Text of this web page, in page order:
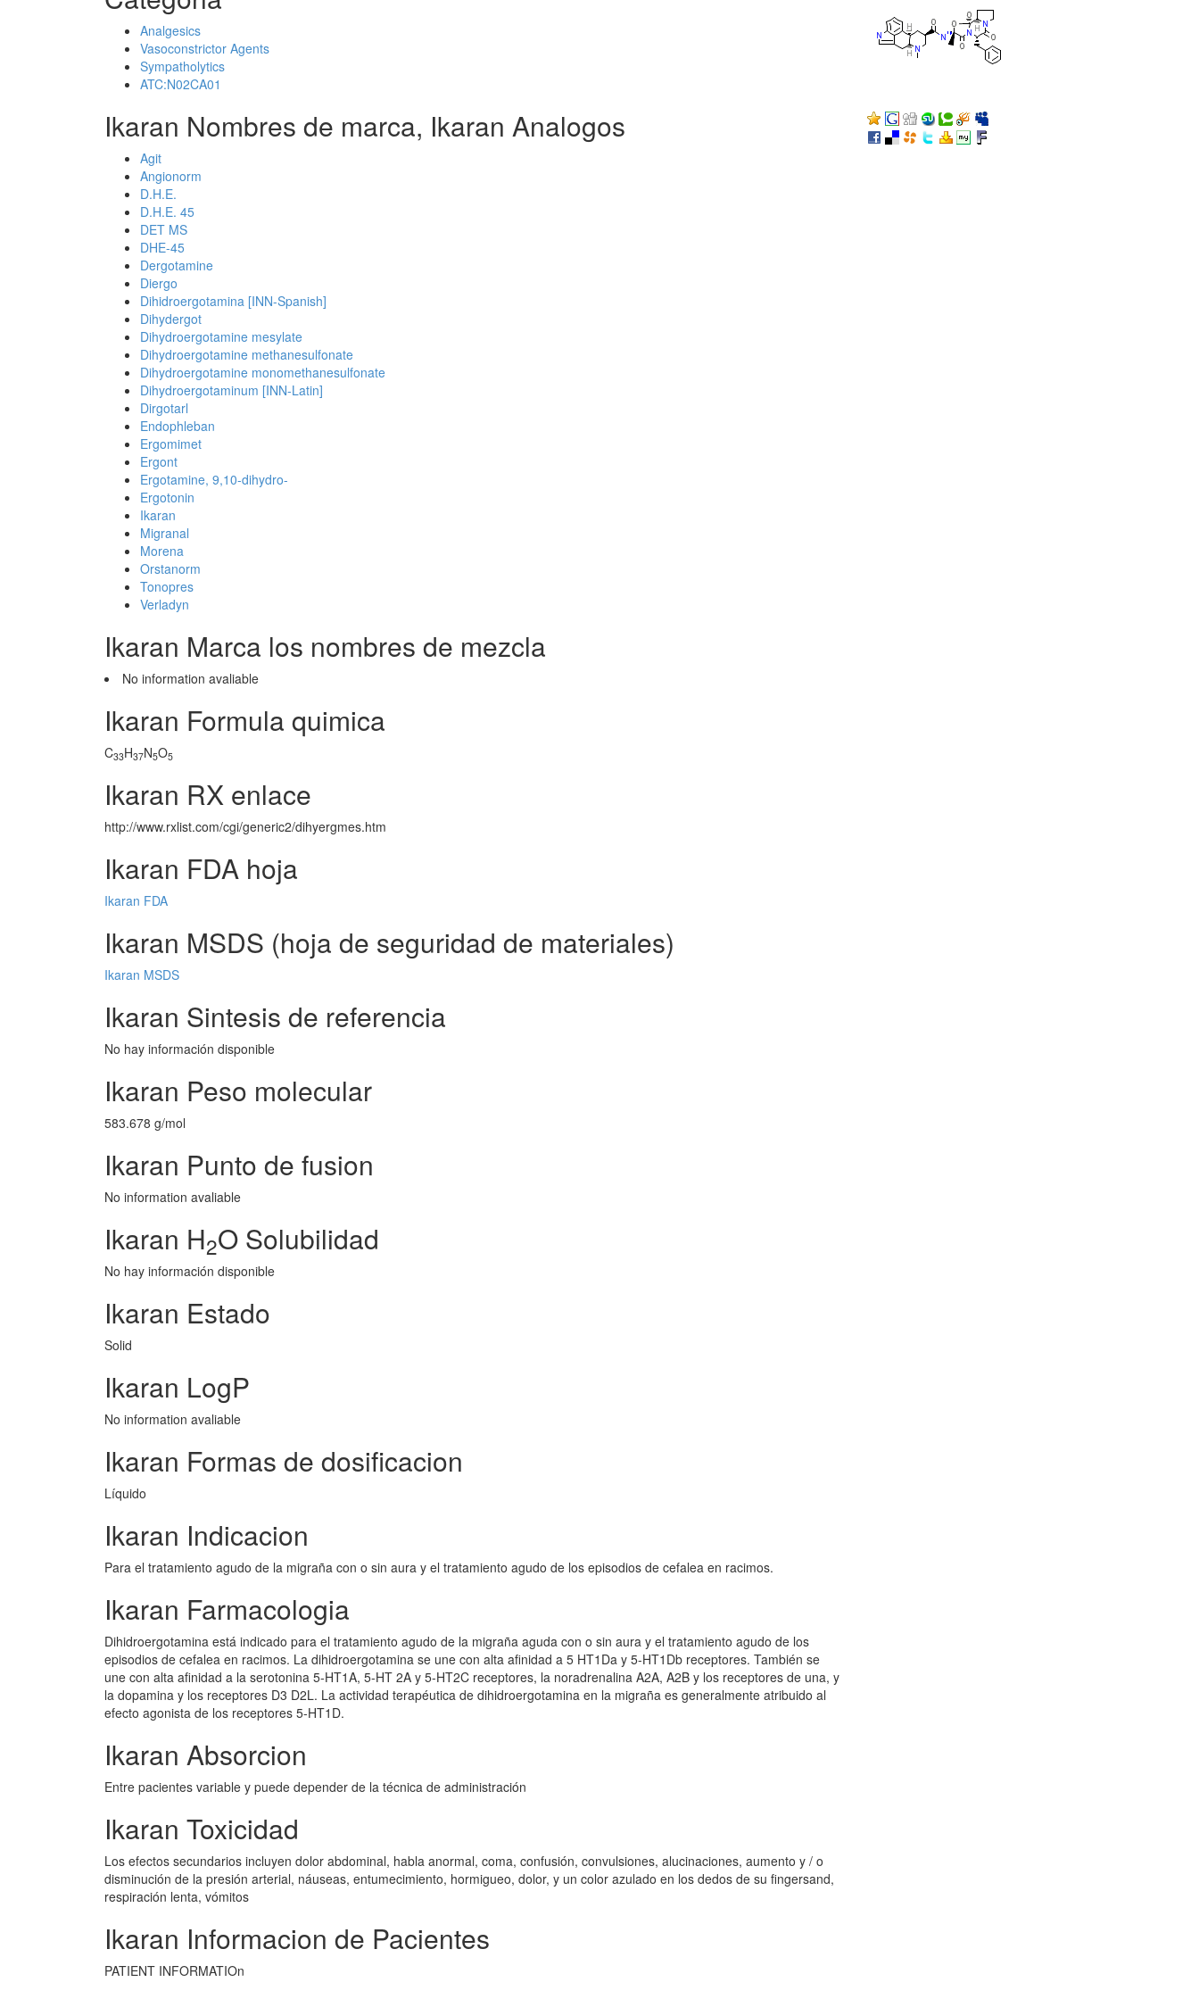
Analgesics
Vasoconstrictor Agents
Sympatholytics
ATC:N02CA01
Ikaran Nombres de marca, Ikaran Analogos
Agit
Angionorm
D.H.E.
D.H.E. 45
DET MS
DHE-45
Dergotamine
Diergo
Dihidroergotamina [INN-Spanish]
Dihydergot
Dihydroergotamine mesylate
Dihydroergotamine methanesulfonate
Dihydroergotamine monomethanesulfonate
Dihydroergotaminum [INN-Latin]
Dirgotarl
Endophleban
Ergomimet
Ergont
Ergotamine, 9,10-dihydro-
Ergotonin
Ikaran
Migranal
Morena
Orstanorm
Tonopres
Verladyn
Ikaran Marca los nombres de mezcla
No information avaliable
Ikaran Formula quimica
C33H37N5O5
Ikaran RX enlace
http://www.rxlist.com/cgi/generic2/dihyergmes.htm
Ikaran FDA hoja
Ikaran FDA
Ikaran MSDS (hoja de seguridad de materiales)
Ikaran MSDS
Ikaran Sintesis de referencia
No hay información disponible
Ikaran Peso molecular
583.678 g/mol
Ikaran Punto de fusion
No information avaliable
Ikaran H2O Solubilidad
No hay información disponible
Ikaran Estado
Solid
Ikaran LogP
No information avaliable
Ikaran Formas de dosificacion
Líquido
Ikaran Indicacion
Para el tratamiento agudo de la migraña con o sin aura y el tratamiento agudo de los episodios de cefalea en racimos.
Ikaran Farmacologia
Dihidroergotamina está indicado para el tratamiento agudo de la migraña aguda con o sin aura y el tratamiento agudo de los
episodios de cefalea en racimos. La dihidroergotamina se une con alta afinidad a 5 HT1Da y 5-HT1Db receptores. También se
une con alta afinidad a la serotonina 5-HT1A, 5-HT 2A y 5-HT2C receptores, la noradrenalina A2A, A2B y los receptores de una, y
la dopamina y los receptores D3 D2L. La actividad terapéutica de dihidroergotamina en la migraña es generalmente atribuido al
efecto agonista de los receptores 5-HT1D.
Ikaran Absorcion
Entre pacientes variable y puede depender de la técnica de administración
Ikaran Toxicidad
Los efectos secundarios incluyen dolor abdominal, habla anormal, coma, confusión, convulsiones, alucinaciones, aumento y / o
disminución de la presión arterial, náuseas, entumecimiento, hormigueo, dolor, y un color azulado en los dedos de su fingersand,
respiración lenta, vómitos
Ikaran Informacion de Pacientes
PATIENT INFORMATIOn